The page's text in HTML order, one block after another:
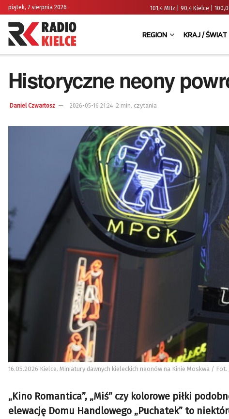
piątek, 7 sierpnia 2026 101,4 MHz | 90,4 Kielce |
REGION KRAJ / ŚWIAT
Historyczne neony
Daniel Czwartosz 2026-05-16 21:24 2 min. czytania
16.05.2026 Kielce. Miniatury dawnych kieleckich neonów na Kinie Moskwa /
„Kino Romantica”, „Miś” czy kolorowe piłki
elewację Domu Handlowego „Puchatek” to